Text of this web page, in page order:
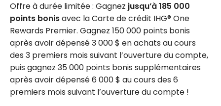
Offre à durée limitée : Gagnez jusqu’à 185 000
points bonisavec la Carte de crédit IHG® One
Rewards Premier. Gagnez 150 000 points bonis
après avoir dépensé 3 000 $ en achats au cours
des 3 premiers mois suivant l’ouverture du compte,
puis gagnez 35 000 points bonis supplémentaires
après avoir dépensé 6 000 $ au cours des 6
premiers mois suivant l’ouverture du compte !